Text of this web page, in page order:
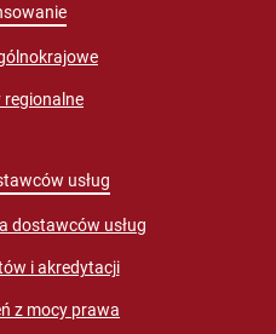
regionalne
usług
dostawców usług
i akredytacji
z mocy prawa